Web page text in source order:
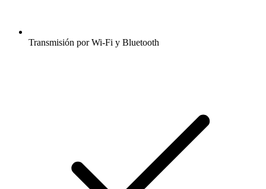
Transmisión por Wi-Fi y Bluetooth